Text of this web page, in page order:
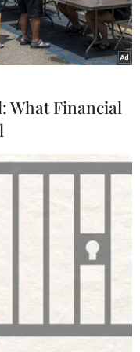
thu gom và trạm xử
Động. (Ảnh:
thông Hồng Hà
What Financial